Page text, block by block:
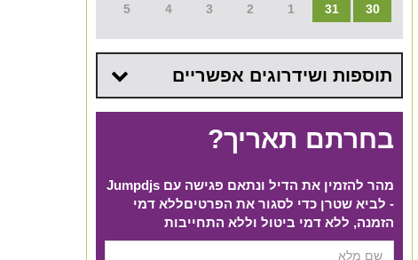
30
31
1
2
3
4
5
תוספות ושידרוגים אפשריים
בחרתם תאריך?
מהר להזמין את הדיל ונתאם פגישה עם Jumpdjs
- לביא שטרן כדי לסגור את הפרטים​ ללא דמי
הזמנה, ללא דמי ביטול וללא התחייבות